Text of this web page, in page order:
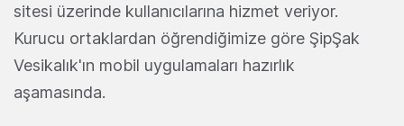
sitesi üzerinde kullanıcılarına hizmet veriyor.
Kurucu ortaklardan öğrendiğimize göre ŞipŞak
Vesikalık'ın mobil uygulamaları hazırlık
aşamasında.